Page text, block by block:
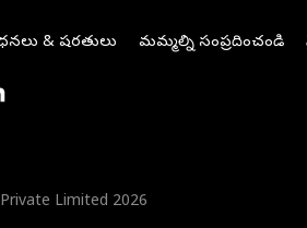
& షరతులు మమ్మల్ని సంప్రదించండి
Limited 2026